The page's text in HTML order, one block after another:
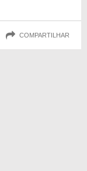
COMPARTILHAR